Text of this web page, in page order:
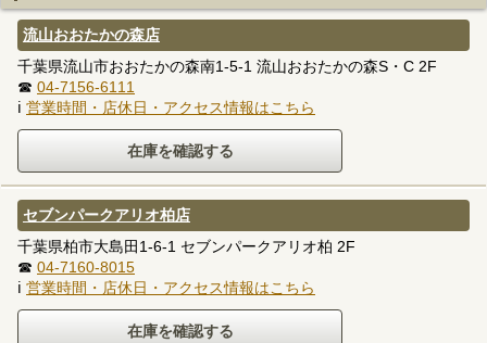
流山おおたかの森店
千葉県流山市おおたかの森南1-5-1 流山おおたかの森S・C 2F
☎ 04-7156-6111
ℹ 営業時間・店休日・アクセス情報はこちら
セブンパークアリオ柏店
千葉県柏市大島田1-6-1 セブンパークアリオ柏 2F
☎ 04-7160-8015
ℹ 営業時間・店休日・アクセス情報はこちら